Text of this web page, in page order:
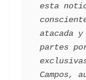
esta
atacada
partes
Campos,